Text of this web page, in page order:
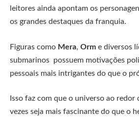
leitores ainda apontam os
os grandes destaques da franquia.
Figuras como Mera, Orm e diversos
submarinos possuem motivações
pessoais mais intrigantes do que o
Isso faz com que o universo ao redor
vezes seja mais fascinante do que o